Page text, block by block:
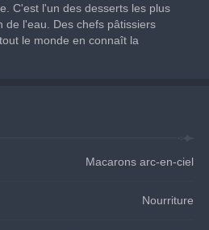
C'est l'un des desserts les plus
de l'eau. Des chefs pâtissiers
le monde en connaît la
Macarons arc-en-ciel
Nourriture